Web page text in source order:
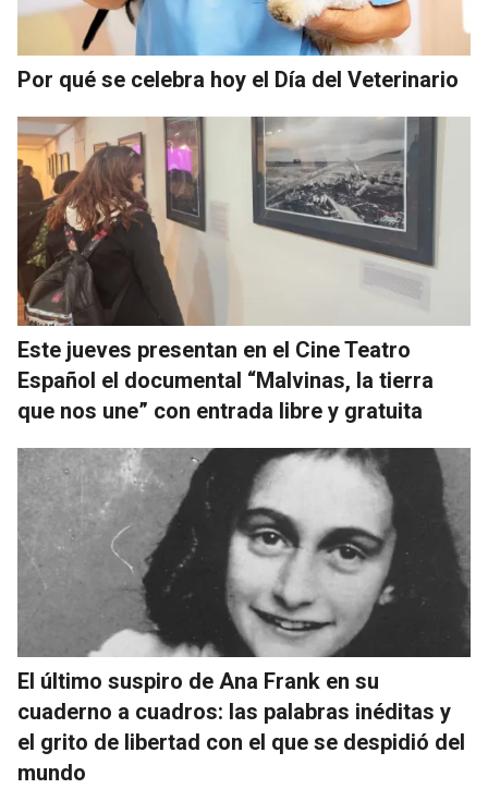
Por qué se celebra hoy el Día del Veterinario
Este jueves presentan en el Cine Teatro
Español el documental “Malvinas, la tierra
que nos une” con entrada libre y gratuita
El último suspiro de Ana Frank en su
cuaderno a cuadros: las palabras inéditas y
el grito de libertad con el que se despidió del
mundo